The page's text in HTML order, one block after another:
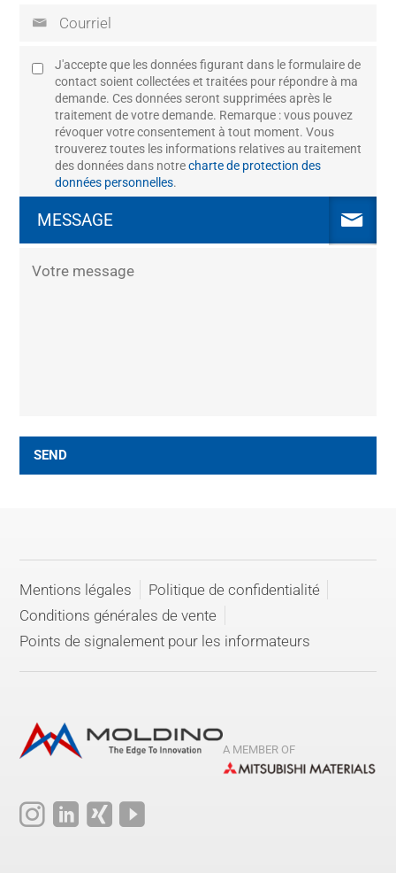
J'accepte que les données figurant dans le formulaire de
contact soient collectées et traitées pour répondre à ma
demande. Ces données seront supprimées après le
traitement de votre demande. Remarque : vous pouvez
révoquer votre consentement à tout moment. Vous
trouverez toutes les informations relatives au traitement
des données dans notrecharte de protection des
données personnelles.
MESSAGE
SEND
Mentions légales
Politique de confidentialité
Conditions générales de vente
Points de signalement pour les informateurs
A MEMBER OF